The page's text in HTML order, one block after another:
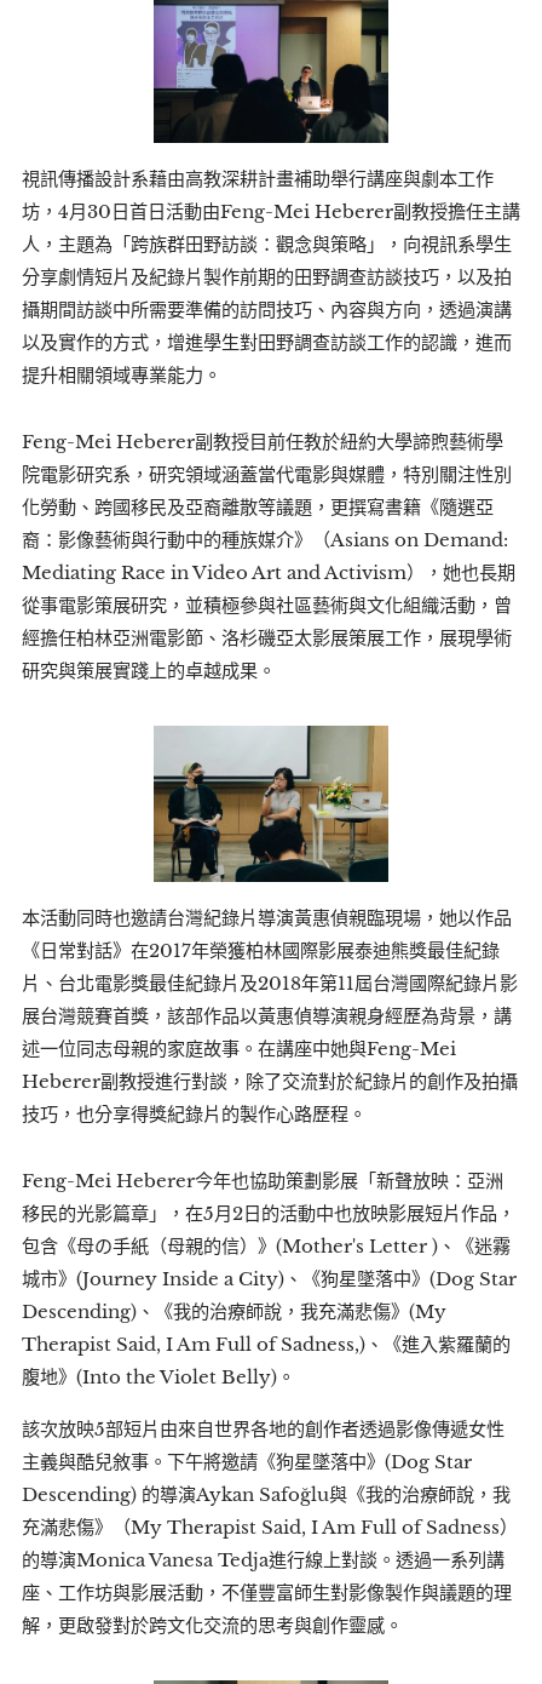
視訊傳播設計系藉由高教深耕計畫補助舉行講座與劇本工作
坊，4月30日首日活動由Feng-Mei Heberer副教授擔任主講
人，主題為「跨族群田野訪談：觀念與策略」，向視訊系學生
分享劇情短片及紀錄片製作前期的田野調查訪談技巧，以及拍
攝期間訪談中所需要準備的訪問技巧、內容與方向，透過演講
以及實作的方式，增進學生對田野調查訪談工作的認識，進而
提升相關領域專業能力。
Feng-Mei Heberer副教授目前任教於紐約大學諦煦藝術學
院電影研究系，研究領域涵蓋當代電影與媒體，特別關注性別
化勞動、跨國移民及亞裔離散等議題，更撰寫書籍《隨選亞
裔：影像藝術與行動中的種族媒介》（Asians on Demand:
Mediating Race in Video Art and Activism），她也長期
從事電影策展研究，並積極參與社區藝術與文化組織活動，曾
經擔任柏林亞洲電影節、洛杉磯亞太影展策展工作，展現學術
研究與策展實踐上的卓越成果。
本活動同時也邀請台灣紀錄片導演黃惠偵親臨現場，她以作品
《日常對話》在2017年榮獲柏林國際影展泰迪熊獎最佳紀錄
片、台北電影獎最佳紀錄片及2018年第11屆台灣國際紀錄片影
展台灣競賽首獎，該部作品以黃惠偵導演親身經歷為背景，講
述一位同志母親的家庭故事。在講座中她與Feng-Mei
Heberer副教授進行對談，除了交流對於紀錄片的創作及拍攝
技巧，也分享得獎紀錄片的製作心路歷程。
Feng-Mei Heberer今年也協助策劃影展「新聲放映：亞洲
移民的光影篇章」，在5月2日的活動中也放映影展短片作品，
包含《母の手紙（母親的信）》(Mother's Letter )、《迷霧
城市》(Journey Inside a City)、《狗星墜落中》(Dog Star
Descending)、《我的治療師說，我充滿悲傷》(My
Therapist Said, I Am Full of Sadness,)、《進入紫羅蘭的
腹地》(Into the Violet Belly)。
該次放映5部短片由來自世界各地的創作者透過影像傳遞女性
主義與酷兒敘事。下午將邀請《狗星墜落中》(Dog Star
Descending) 的導演Aykan Safoğlu與《我的治療師說，我
充滿悲傷》（My Therapist Said, I Am Full of Sadness）
的導演Monica Vanesa Tedja進行線上對談。透過一系列講
座、工作坊與影展活動，不僅豐富師生對影像製作與議題的理
解，更啟發對於跨文化交流的思考與創作靈感。